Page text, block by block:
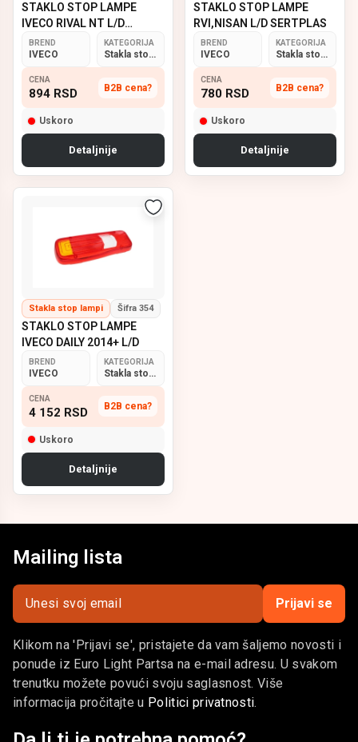
STAKLO STOP LAMPE
IVECO RIVAL NT L/D
SERTPLAS
BREND
IVECO
KATEGORIJA
Stakla stop lampi
CENA
894 RSD B2B cena?
Uskoro
Detaljnije
STAKLO STOP LAMPE
RVI,NISAN L/D SERTPLAS
BREND
IVECO
KATEGORIJA
Stakla stop lampi
CENA
780 RSD B2B cena?
Uskoro
Detaljnije
Stakla stop lampi Šifra 354
STAKLO STOP LAMPE
IVECO DAILY 2014+ L/D
BREND
IVECO
KATEGORIJA
Stakla stop lampi
CENA
4 152 RSD B2B cena?
Uskoro
Detaljnije
Mailing lista
Prijavi se
Klikom na 'Prijavi se', pristajete da vam šaljemo novosti i
ponude iz Euro Light Partsa na e-mail adresu. U svakom
trenutku možete povući svoju saglasnost. Više
informacija pročitajte u Politici privatnosti.